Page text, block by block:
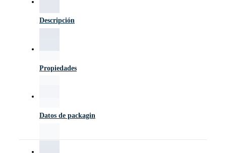
Descripción
Propiedades
Datos de packagin